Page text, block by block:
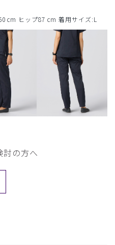
cm ヒップ87 cm 着用サイズ:L
討の方へ